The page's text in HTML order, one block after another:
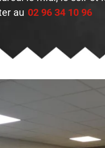
au 02 96 34 10 96